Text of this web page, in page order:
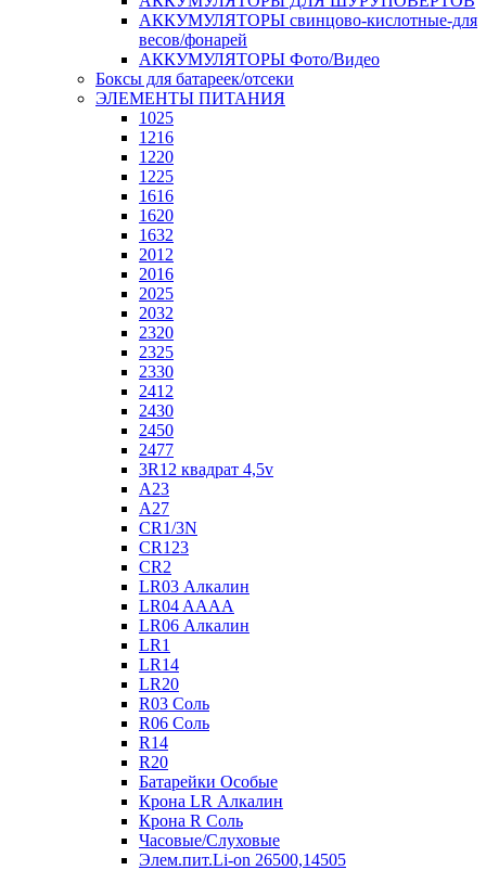
АККУМУЛЯТОРЫ свинцово-кислотные-для
весов/фонарей
АККУМУЛЯТОРЫ Фото/Видео
Боксы для батареек/отсеки
ЭЛЕМЕНТЫ ПИТАНИЯ
1025
1216
1220
1225
1616
1620
1632
2012
2016
2025
2032
2320
2325
2330
2412
2430
2450
2477
3R12 квадрат 4,5v
A23
A27
CR1/3N
CR123
CR2
LR03 Алкалин
LR04 AAAA
LR06 Алкалин
LR1
LR14
LR20
R03 Соль
R06 Соль
R14
R20
Батарейки Особые
Крона LR Алкалин
Крона R Соль
Часовые/Слуховые
Элем.пит.Li-on 26500,14505